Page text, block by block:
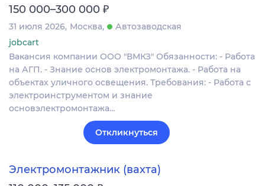
150 000–300 000 ₽
31 июля 2026 Москва
Автозаводская
jobcart
Вакансия компании ООО "ВМКЗ" Обязанности: - Работа
на АГП. - Знание основ электромонтажа. - Работа на
объектах уличного освещения. Требования: - Работа с
электроинструментом и знание
основэлектромонтажа…
Откликнуться
Электромонтажник (вахта)